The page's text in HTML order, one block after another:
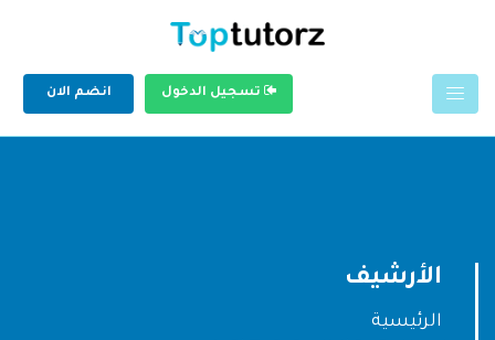
تسجيل الدخول انضم الان
الأرشيف
الرئيسية